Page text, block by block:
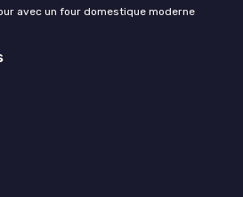
avec un four domestique moderne